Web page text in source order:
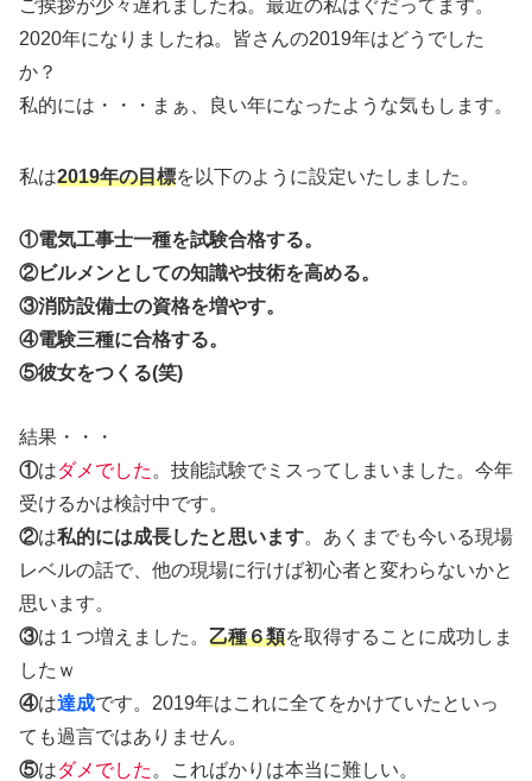
ご挨拶が少々遅れましたね。最近の私はぐだってます。
2020年になりましたね。皆さんの2019年はどうでした
か？
私的には・・・まぁ、良い年になったような気もします。
私は2019年の目標を以下のように設定いたしました。
①電気工事士一種を試験合格する。
②ビルメンとしての知識や技術を高める。
③消防設備士の資格を増やす。
④電験三種に合格する。
⑤彼女をつくる(笑)
結果・・・
①はダメでした 。技能試験でミスってしまいました。今年
受けるかは検討中です。
②は私的には成長したと思います。あくまでも今いる現場
レベルの話で、他の現場に行けば初心者と変わらないかと
思います。
③は１つ増えました。 乙種６類を取得することに成功しま
したｗ
④は達成です。2019年はこれに全てをかけていたといっ
ても過言ではありません。
⑤はダメでした 。こればかりは本当に難しい。